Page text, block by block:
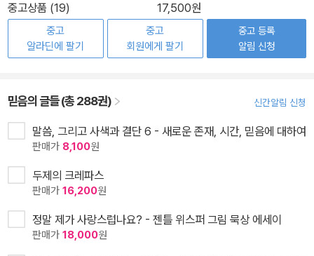
중고상품 (19) 17,500원
중고
알라딘에 팔기
중고
회원에게 팔기
중고 등록
알림 신청
믿음의 글들 (총 288권) 신간알림 신청
말씀, 그리고 사색과 결단 6 - 새로운 존재, 시간, 믿음에 대하여
판매가 8,100원
두제의 크레파스
판매가 16,200원
정말 제가 사랑스럽나요? - 젠틀 위스퍼 그림 묵상 에세이
판매가 18,000원